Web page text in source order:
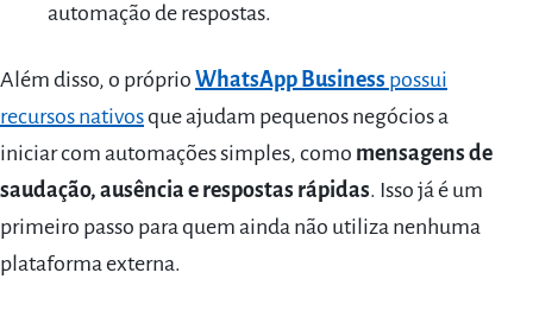
automação de respostas.
Além disso, o próprio WhatsApp Business possui
recursos nativosque ajudam pequenos negócios a
iniciar com automações simples, como mensagens de
saudação, ausência e respostas rápidas. Isso já é um
primeiro passo para quem ainda não utiliza nenhuma
plataforma externa.